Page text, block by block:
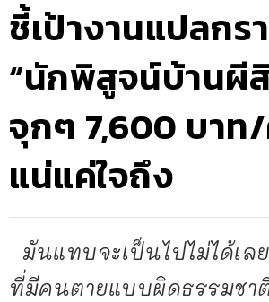
ชี้เป้างานแปลกร
“นักพิสูจน์บ้านผี
จุกๆ 7,600 บาท
แน่แค่ใจถึง
มันแทบจะเป็นไปไม่ได้เล
ที่มีคนตายแบบผิดธรรมชา